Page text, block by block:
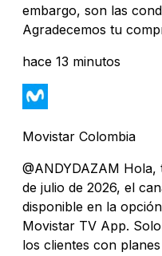
embargo, son las
Agradecemos tu
hace 13 minutos
Movistar Colombia
@ANDYDAZAM Hola,
de julio de 2026, el
disponible en la
Movistar TV App.
los clientes con